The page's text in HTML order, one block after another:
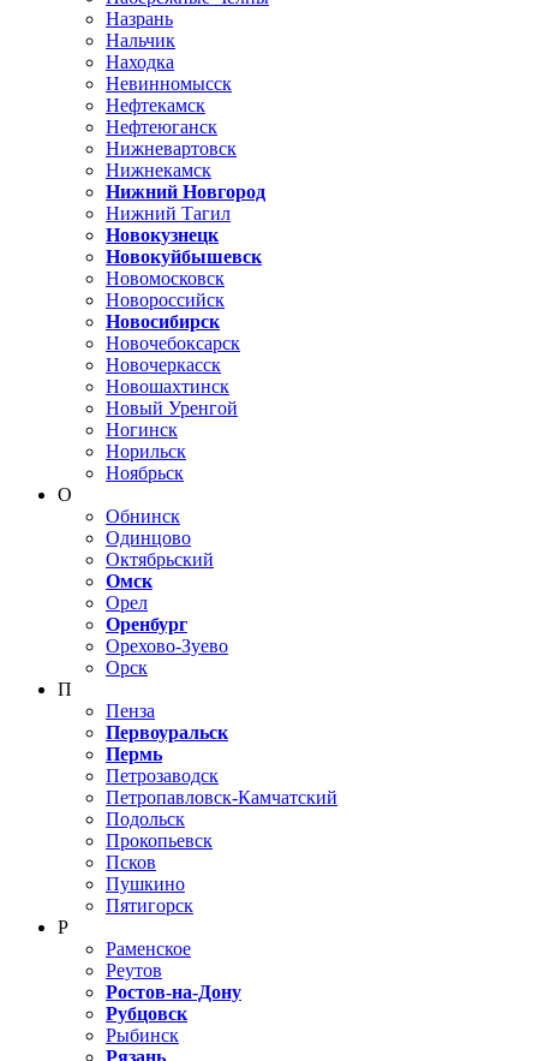
Назрань
Нальчик
Находка
Невинномысск
Нефтекамск
Нефтеюганск
Нижневартовск
Нижнекамск
Нижний Новгород
Нижний Тагил
Новокузнецк
Новокуйбышевск
Новомосковск
Новороссийск
Новосибирск
Новочебоксарск
Новочеркасск
Новошахтинск
Новый Уренгой
Ногинск
Норильск
Ноябрьск
О
Обнинск
Одинцово
Октябрьский
Омск
Орел
Оренбург
Орехово-Зуево
Орск
П
Пенза
Первоуральск
Пермь
Петрозаводск
Петропавловск-Камчатский
Подольск
Прокопьевск
Псков
Пушкино
Пятигорск
Р
Раменское
Реутов
Ростов-на-Дону
Рубцовск
Рыбинск